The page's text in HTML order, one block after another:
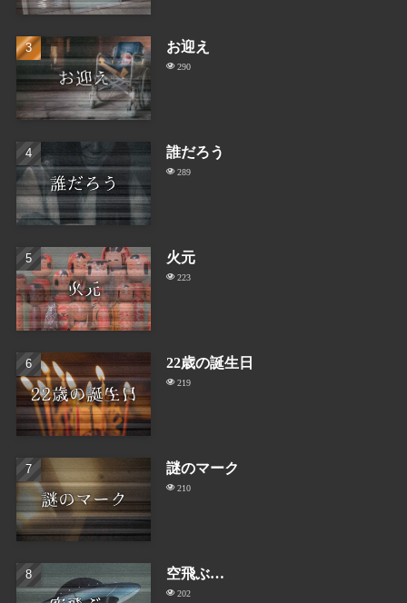
お迎え
290
誰だろう
289
火元
223
22歳の誕生日
219
謎のマーク
210
空飛ぶ…
202